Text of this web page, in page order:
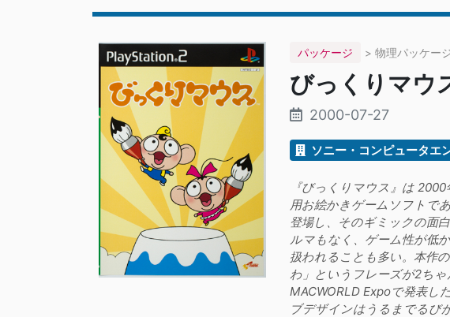
パッケージ > 物理パッケー
びっくりマウ
2000-07-27
ソニー・コンピュータエ
『びっくりマウス』は
用お絵かきゲームソフトで
登場し、そのギミックの面
ルマもなく、ゲーム性が低
扱われることも多い。本作
わ」というフレーズが2ち
MACWORLD Expoで発表
ブデザインはうるまでるび